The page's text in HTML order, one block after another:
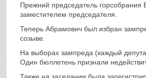
Прежний председатель
заместителем председателя.
Теперь Абрамович был избран
созыве.
На выборах зампреда (каждый
Один бюллетень признали